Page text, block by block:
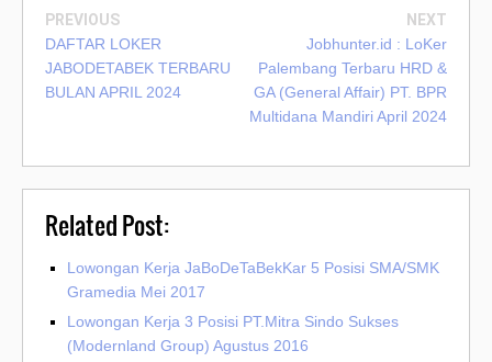
PREVIOUS
DAFTAR LOKER
JABODETABEK TERBARU
BULAN APRIL 2024
NEXT
Jobhunter.id : LoKer
Palembang Terbaru HRD &
GA (General Affair) PT. BPR
Multidana Mandiri April 2024
Related Post:
Lowongan Kerja JaBoDeTaBekKar 5 Posisi SMA/SMK
Gramedia Mei 2017
Lowongan Kerja 3 Posisi PT.Mitra Sindo Sukses
(Modernland Group) Agustus 2016